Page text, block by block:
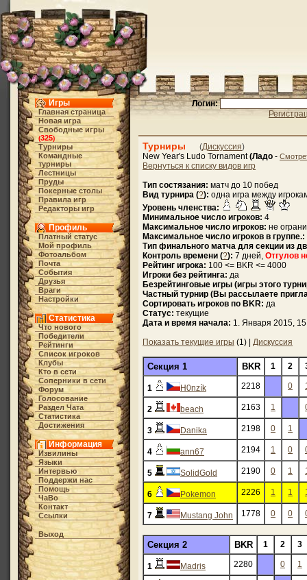
Игры
Главная страница
Новая игра
Свободные игры
(325)
Турниры
Командные
турниры
Лестницы
Пруды
Покерные столы
Правила игр
Редакторы игр
Профиль
Платный статус
Мой профиль
Фотоальбом
Почта
События
Друзья
Враги
Настройки
Статистика
Что нового
Победители
Рейтинги
Список игроков
Клубы
Кто в cети
Соперники в сети
Форум
Голосование
Раздел Чата
Статистика
Достижения
Информация
Извилины
Языки
Интервью
Поддержи нас
Помощь
ЧаВо
Контакт
Ссылки
Выход
Логин:
Турниры (Дискуссия)
New Year's Ludo Tornament(Ладо -
Вернуться к списку видов игр
Тип состязания: матч до 10 побед
Вид турнира (?): одна игра между
Уровень членства:
Минимальное число игроков: 4
Максимальное число игроков: не
Максимальное число игроков в группе.:
Тип финального матча для секции из
Контроль времени (?): 7 дней, Отгулов
Рейтинг игрока: 100 <= BKR <= 4000
Игроки без рейтинга: да
Безрейтинговые игры (игры этого
Частный турнир (Вы рассылаете
Сортировать игроков по BKR: да
Статус: текущие
Дата и время начала: 1. Января 2015,
Показать текущие игры (1) | Дискуссия
Секция 1 BKR 1 2
1 H0nzík 2218 0
2 beach 2163 1
3 Danika 2198 0 1
4 ann67 2194 1 0
5 SolidGold 2190 0 1
6 Pokemon 2226 1 1
7 Mustang John 1778 0 0
Секция 2 BKR 1 2 3
1 Madris 2280 0 1